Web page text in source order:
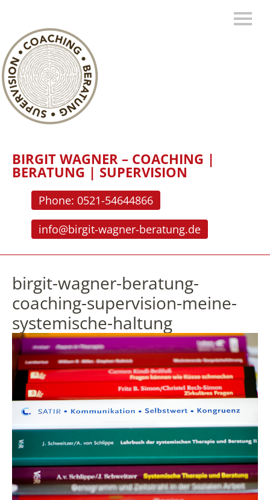
BIRGIT WAGNER – COACHING |
BERATUNG | SUPERVISION
Phone: 0521-54644866
info@birgit-wagner-beratung.de
birgit-wagner-beratung-
coaching-supervision-meine-
systemische-haltung